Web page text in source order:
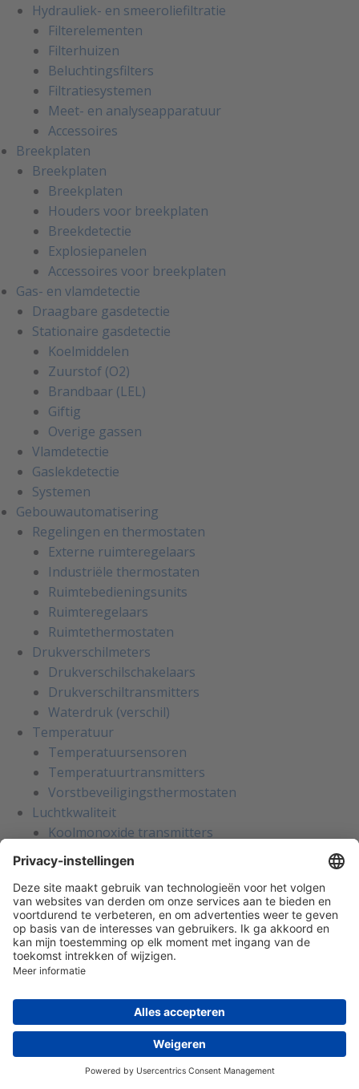
Hydrauliek- en smeeroliefiltratie
Filterelementen
Filterhuizen
Beluchtingsfilters
Filtratiesystemen
Meet- en analyseapparatuur
Accessoires
Breekplaten
Breekplaten
Breekplaten
Houders voor breekplaten
Breekdetectie
Explosiepanelen
Accessoires voor breekplaten
Gas- en vlamdetectie
Draagbare gasdetectie
Stationaire gasdetectie
Koelmiddelen
Zuurstof (O2)
Brandbaar (LEL)
Giftig
Overige gassen
Vlamdetectie
Gaslekdetectie
Systemen
Gebouwautomatisering
Regelingen en thermostaten
Externe ruimteregelaars
Industriële thermostaten
Ruimtebedieningsunits
Ruimteregelaars
Ruimtethermostaten
Drukverschilmeters
Drukverschilschakelaars
Drukverschiltransmitters
Waterdruk (verschil)
Temperatuur
Temperatuursensoren
Temperatuurtransmitters
Vorstbeveiligingsthermostaten
Luchtkwaliteit
Koolmonoxide transmitters
Koolstofdioxide transmitters CO2
Vluchtige organische stoffen VOC
Binnenluchtkwaliteit
Luchtvochtigheid
Luchtvochtigheidstransmitters
Luchtsnelheid en flow
Flowschakelaars voor water
Luchtsnelheidstransmitters
Licht en bewegingssensoren
Bewegingssensoren
Lichtsterktemeting